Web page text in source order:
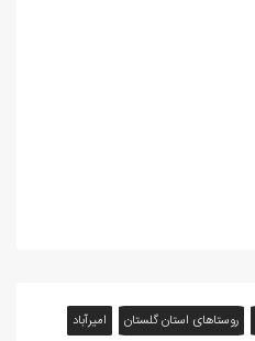
روستاهای استان گلستان
امیرآباد